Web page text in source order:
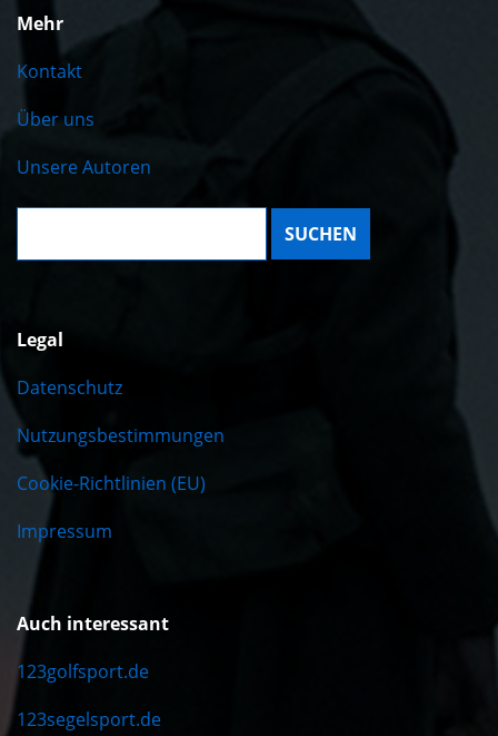
Mehr
Kontakt
Über uns
Unsere Autoren
Suche:
Legal
Datenschutz
Nutzungsbestimmungen
Cookie-Richtlinien (EU)
Impressum
Auch interessant
123golfsport.de
123segelsport.de